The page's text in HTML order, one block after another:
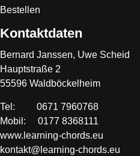
Bestellen
Kontaktdaten
Bernard Janssen, Uwe Scheid
Hauptstraße 2
55596 Waldböckelheim
Tel: 0671 7960768
Mobil: 0177 8368111
www.learning-chords.eu
kontakt@learning-chords.eu